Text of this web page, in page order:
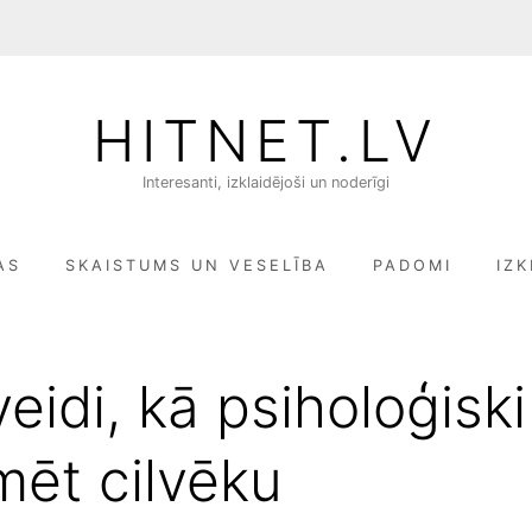
HITNET.LV
Interesanti, izklaidējoši un noderīgi
SKAISTUMS UN VESELĪBA PADOMI
kā psiholoģiski
cilvēku